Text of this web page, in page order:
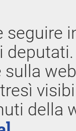
seguire
della